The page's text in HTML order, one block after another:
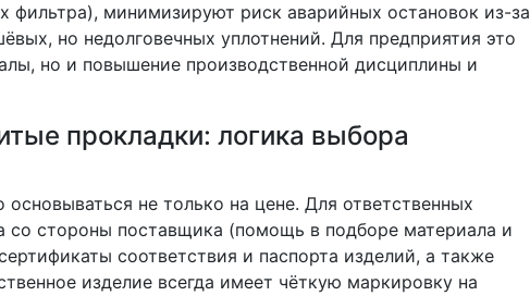
фильтра), минимизируют риск аварийных остановок из-за
но недолговечных уплотнений. Для предприятия это
но и повышение производственной дисциплины и
прокладки: логика выбора
основываться не только на цене. Для ответственных
со стороны поставщика (помощь в подборе материала и
соответствия и паспорта изделий, а также
изделие всегда имеет чёткую маркировку на